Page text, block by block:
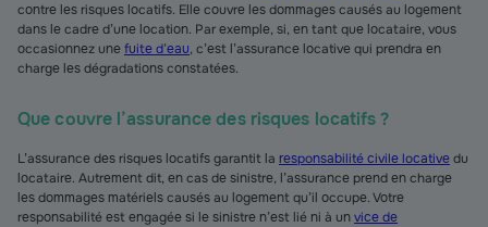
contre les risques locatifs. Elle couvre les dommages causés au logement
dans le cadre d’une location. Par exemple, si, en tant que locataire, vous
occasionnez unefuite d’eau, c’est l’assurance locative qui prendra en
charge les dégradations constatées.
Que couvre l’assurance des risques locatifs ?
L’assurance des risques locatifs garantit la responsabilité civile locativedu
locataire. Autrement dit, en cas de sinistre, l’assurance prend en charge
les dommages matériels causés au logement qu’il occupe. Votre
responsabilité est engagée si le sinistre n’est lié ni à unvice de